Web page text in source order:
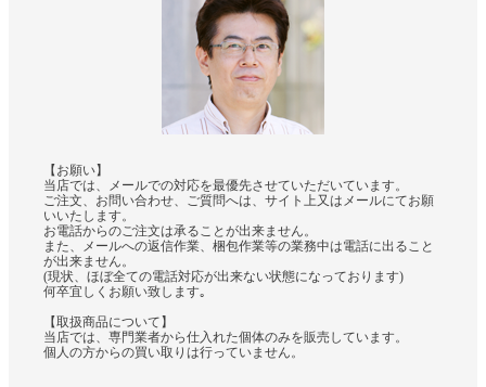
【お願い】
当店では、メールでの対応を最優先させていただいています。
ご注文、お問い合わせ、ご質問へは、サイト上又はメールにてお願
いいたします。
お電話からのご注文は承ることが出来ません。
また、メールへの返信作業、梱包作業等の業務中は電話に出ること
が出来ません。
(現状、ほぼ全ての電話対応が出来ない状態になっております)
何卒宜しくお願い致します｡
【取扱商品について】
当店では、専門業者から仕入れた個体のみを販売しています。
個人の方からの買い取りは行っていません。